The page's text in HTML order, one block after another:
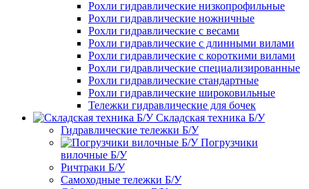
Рохли гидравлические низкопрофильные
Рохли гидравлические ножничные
Рохли гидравлические с весами
Рохли гидравлические с длинными вилами
Рохли гидравлические с короткими вилами
Рохли гидравлические специализированные
Рохли гидравлические стандартные
Рохли гидравлические широковильные
Тележки гидравлические для бочек
Складская техника Б/У
Гидравлические тележки Б/У
Погрузчики
вилочные Б/У
Ричтраки Б/У
Самоходные тележки Б/У